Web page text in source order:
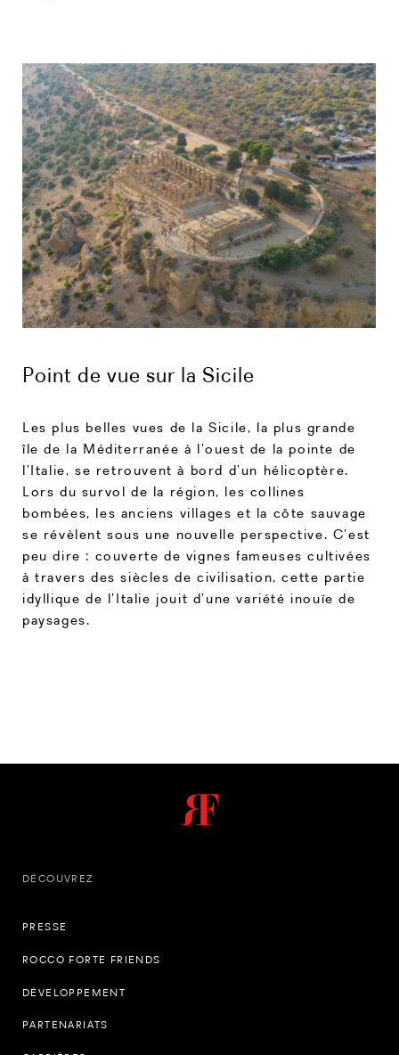
Point de vue sur la Sicile
Les plus belles vues de la Sicile, la plus grande
île de la Méditerranée à l’ouest de la pointe de
l’Italie, se retrouvent à bord d’un hélicoptère.
Lors du survol de la région, les collines
bombées, les anciens villages et la côte sauvage
se révèlent sous une nouvelle perspective. C’est
peu dire : couverte de vignes fameuses cultivées
à travers des siècles de civilisation, cette partie
idyllique de l’Italie jouit d’une variété inouïe de
paysages.
DÉCOUVREZ
PRESSE
ROCCO FORTE FRIENDS
DÉVELOPPEMENT
PARTENARIATS